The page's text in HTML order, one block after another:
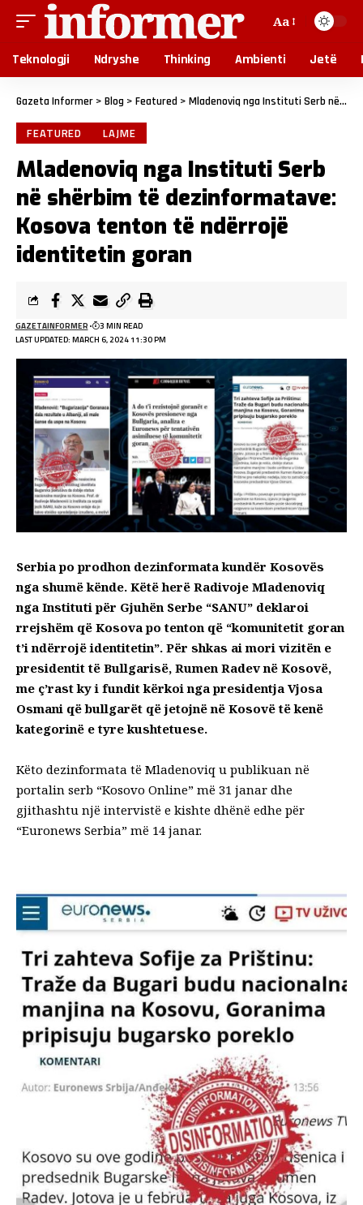
Aa
Teknologji Ndryshe Thinking Ambienti Jetë
Gazeta Informer > Blog > Featured > Mladenoviq nga Instituti Serb në shërbim të dezinformatave: Kosova tenton të ndërrojë identitetin goran
FEATURED LAJME
Mladenoviq nga Instituti Serb
në shërbim të dezinformatave:
Kosova tenton të ndërrojë
identitetin goran
LAST UPDATED: MARCH 6, 2024 11:30 PM
GAZETAINFORMER 3 MIN READ
Serbia po prodhon dezinformata kundër Kosovës
nga shumë kënde. Këtë herë Radivoje Mladenoviq
nga Instituti për Gjuhën Serbe “SANU” deklaroi
rrejshëm që Kosova po tenton që “komunitetit goran
t’i ndërrojë identitetin”. Për shkas ai mori vizitën e
presidentit të Bullgarisë, Rumen Radev në Kosovë,
me ç’rast ky i fundit kërkoi nga presidentja Vjosa
Osmani që bullgarët që jetojnë në Kosovë të kenë
kategorinë e tyre kushtetuese.
Këto dezinformata të Mladenoviq u publikuan në
portalin serb “Kosovo Online” më 31 janar dhe
gjithashtu një intervistë e kishte dhënë edhe për
“Euronews Serbia” më 14 janar.